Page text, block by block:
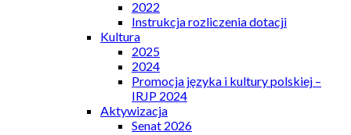
2022
Instrukcja rozliczenia dotacji
Kultura
2025
2024
Promocja języka i kultury polskiej –
IRJP 2024
Aktywizacja
Senat 2026